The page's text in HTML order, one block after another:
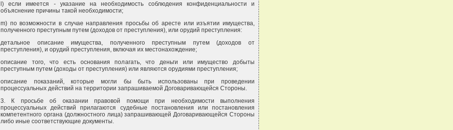
l) если имеется - указание на необходимость соблюдения конфиденциальности и
объяснение причины такой необходимости;
m) по возможности в случае направления просьбы об аресте или изъятии имущества,
полученного преступным путем (доходов от преступления), или орудий преступления:
детальное описание имущества, полученного преступным путем (доходов от
преступления), и орудий преступления, включая их местонахождение;
описание того, что есть основания полагать, что деньги или имущество добыты
преступным путем (доходы от преступления) или являются орудиями преступления;
описание показаний, которые могли бы быть использованы при проведении
процессуальных действий на территории запрашиваемой Договаривающейся Стороны.
3. К просьбе об оказании правовой помощи при необходимости выполнения
процессуальных действий прилагаются судебные постановления или постановления
компетентного органа (должностного лица) запрашивающей Договаривающейся Стороны
либо иные соответствующие документы.